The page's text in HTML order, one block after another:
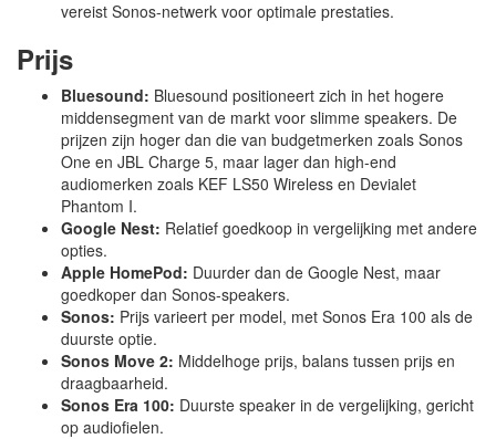
vereist Sonos-netwerk voor optimale prestaties.
Prijs
Bluesound: Bluesound positioneert zich in het hogere
middensegment van de markt voor slimme speakers. De
prijzen zijn hoger dan die van budgetmerken zoals Sonos
One en JBL Charge 5, maar lager dan high-end
audiomerken zoals KEF LS50 Wireless en Devialet
Phantom I.
Google Nest: Relatief goedkoop in vergelijking met andere
opties.
Apple HomePod: Duurder dan de Google Nest, maar
goedkoper dan Sonos-speakers.
Sonos: Prijs varieert per model, met Sonos Era 100 als de
duurste optie.
Sonos Move 2: Middelhoge prijs, balans tussen prijs en
draagbaarheid.
Sonos Era 100: Duurste speaker in de vergelijking, gericht
op audiofielen.